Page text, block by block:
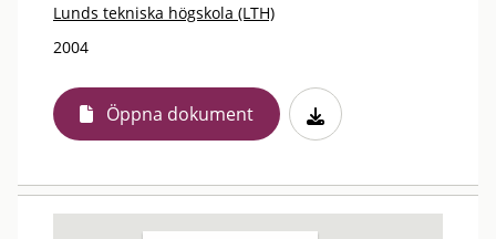
Lunds tekniska högskola (LTH)
2004
Öppna dokument